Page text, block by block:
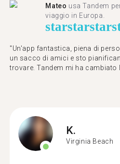
Mateo usa Tandem
viaggio in Europa.
starstarstar
"Un'app fantastica, piena di
un sacco di amici e sto
trovare. Tandem mi ha cambiato
K.
Virginia Beach